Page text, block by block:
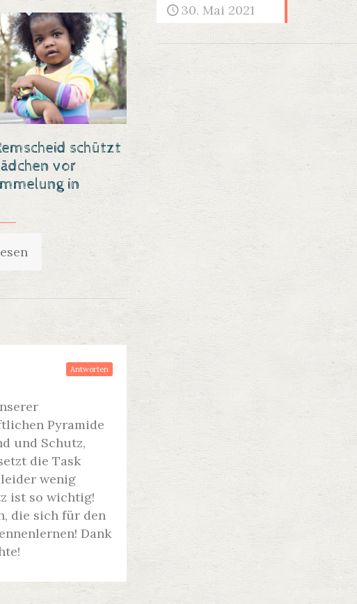
schützt
vor
in
Pyramide
und Schutz,
die Task
wenig
ist so wichtig!
die sich für den
Dank
Antworten
30. Mai 2021